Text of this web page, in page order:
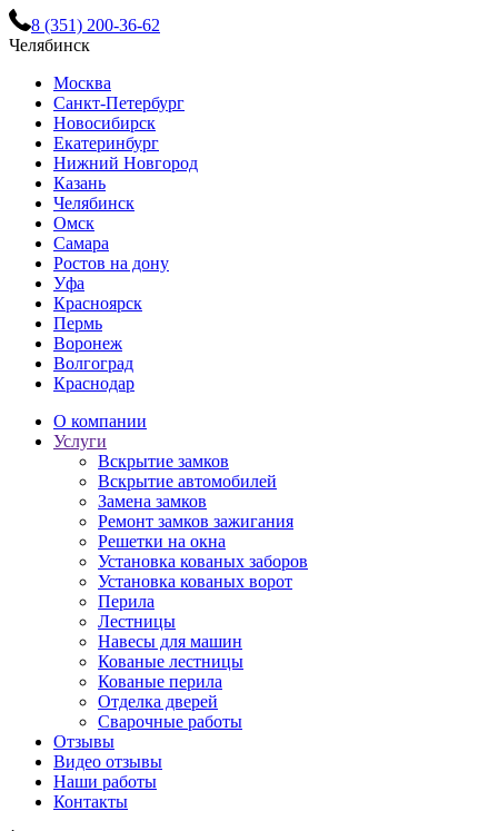
8 (351) 200-36-62
Челябинск
Москва
Санкт-Петербург
Новосибирск
Екатеринбург
Нижний Новгород
Казань
Челябинск
Омск
Самара
Ростов на дону
Уфа
Красноярск
Пермь
Воронеж
Волгоград
Краснодар
О компании
Услуги
Вскрытие замков
Вскрытие автомобилей
Замена замков
Ремонт замков зажигания
Решетки на окна
Установка кованых заборов
Установка кованых ворот
Перила
Лестницы
Навесы для машин
Кованые лестницы
Кованые перила
Отделка дверей
Сварочные работы
Отзывы
Видео отзывы
Наши работы
Контакты